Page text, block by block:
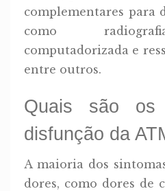
complementares para
como
computadorizada e
entre outros.
Quais são os
disfunção da
A maioria dos
dores, como dores de